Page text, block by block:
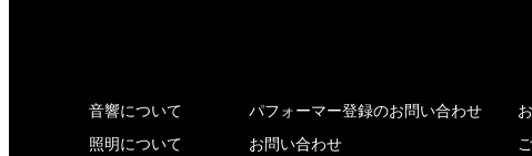
音響について
照明について
パフォーマー登録のお問い合わせ
お問い合わせ